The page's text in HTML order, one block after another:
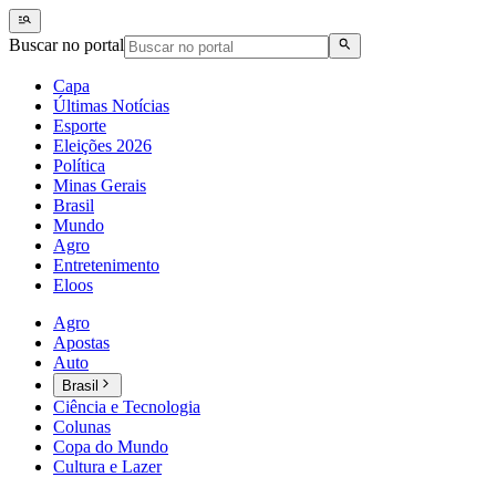
Buscar no portal
Capa
Últimas Notícias
Esporte
Eleições 2026
Política
Minas Gerais
Brasil
Mundo
Agro
Entretenimento
Eloos
Agro
Apostas
Auto
Brasil
Ciência e Tecnologia
Colunas
Copa do Mundo
Cultura e Lazer